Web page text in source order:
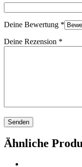
Deine Bewertung *
Deine Rezension *
Ähnliche